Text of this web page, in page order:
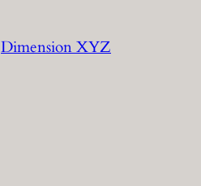
Dimension XYZ